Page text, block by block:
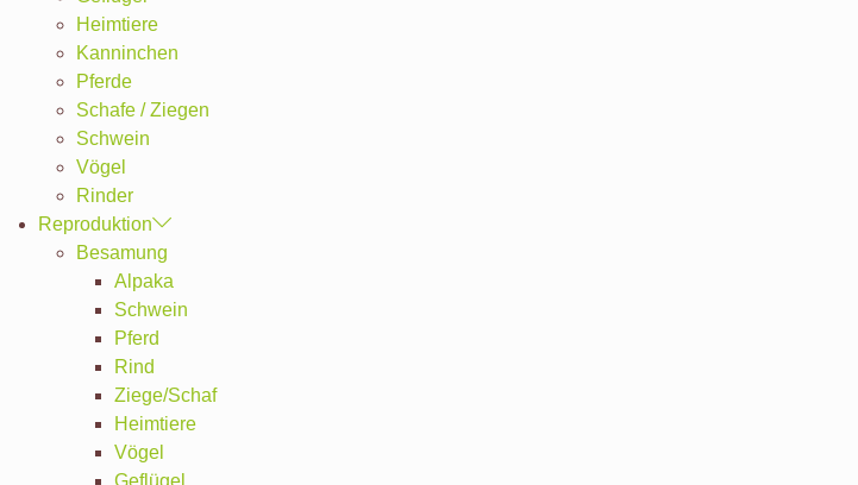
Heimtiere
Kanninchen
Pferde
Schafe / Ziegen
Schwein
Vögel
Rinder
Reproduktion
Besamung
Alpaka
Schwein
Pferd
Rind
Ziege/Schaf
Heimtiere
Vögel